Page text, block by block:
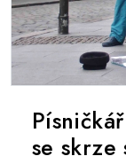
se skrze